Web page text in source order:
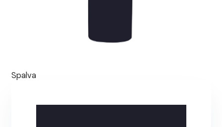
Spalva